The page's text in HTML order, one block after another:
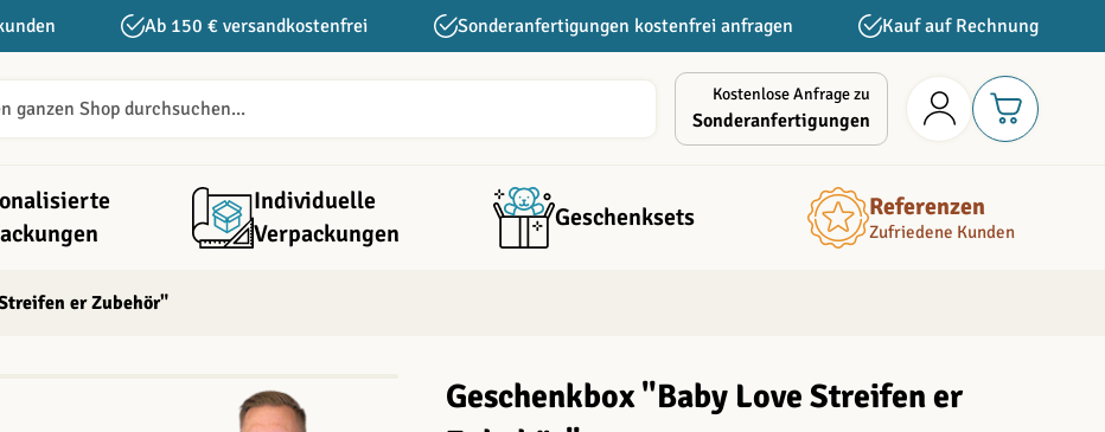
Ab 150 € versandkostenfrei Sonderanfertigungen kostenfrei anfragen Kauf auf Rechnung
Kostenlose Anfrage zu
Sonderanfertigungen
Individuelle
Verpackungen
Geschenksets Referenzen
Zufriedene Kunden
er Zubehör"
Geschenkbox "Baby Love Streifen er